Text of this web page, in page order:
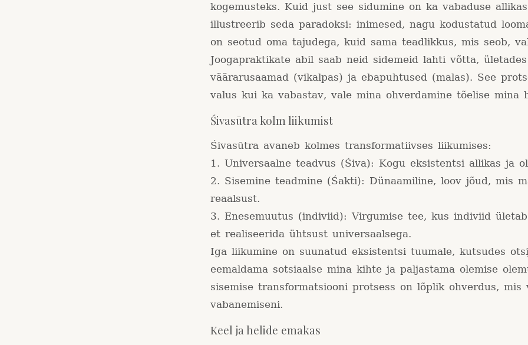
kogemusteks. Kuid just see sidumine on ka vabaduse
illustreerib seda paradoksi: inimesed, nagu kodustatud
on seotud oma tajudega, kuid sama teadlikkus, mis seob,
Joogapraktikate abil saab neid sidemeid lahti võtta, ületades
väärarusaamad (vikalpas) ja ebapuhtused (malas). See
valus kui ka vabastav, vale mina ohverdamine tõelise mina
Śivasūtra kolm liikumist
Śivasūtra avaneb kolmes transformatiivses liikumises:
1. Universaalne teadvus (Śiva): Kogu eksistentsi allikas ja
2. Sisemine teadmine (Śakti): Dünaamiline, loov jõud, mis
reaalsust.
3. Enesemuutus (indiviid): Virgumise tee, kus indiviid
et realiseerida ühtsust universaalsega.
Iga liikumine on suunatud eksistentsi tuumale, kutsudes
eemaldama sotsiaalse mina kihte ja paljastama olemise
sisemise transformatsiooni protsess on lõplik ohverdus, mis
vabanemiseni.
Keel ja helide emakas